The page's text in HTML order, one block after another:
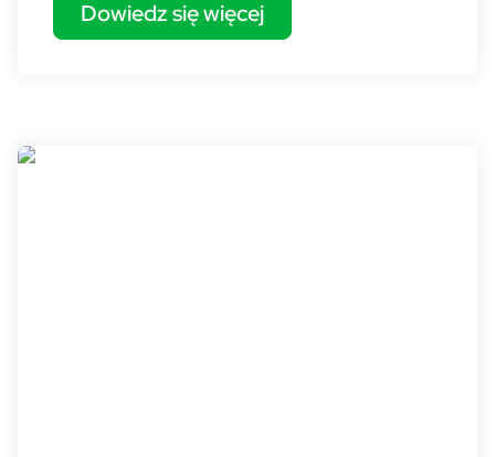
Dowiedz się więcej
[BO] - Usługa wielowalutowa